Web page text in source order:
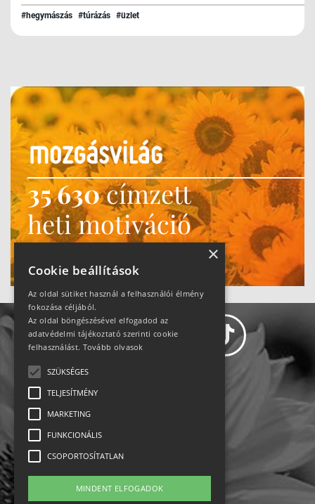
#hegymászás #túrázás #üzlet
35 630címzett
heti motiváció
Ne maradj le!
Impresszum-kapcsolat
Jogi nyilatkozat
×
Cookie beállítások
Az oldal sütiket használ a felhasználói élmény
fokozása céljából.
Az oldal böngészésével elfogadod az
adatvédelmi tájékoztató szerinti cookie
felhasználást. Tovább olvasok
SZÜKSÉGES
TELJESÍTMÉNY
MARKETING
FUNKCIONÁLIS
CSOPORTOSÍTATLAN
MINDENT ELFOGADOK